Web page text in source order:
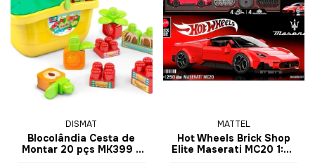
DISMAT
Blocolândia Cesta de
Montar 20 pçs MK399 -
MATTEL
Hot Wheels Brick Shop
Elite Maserati MC20 1:32